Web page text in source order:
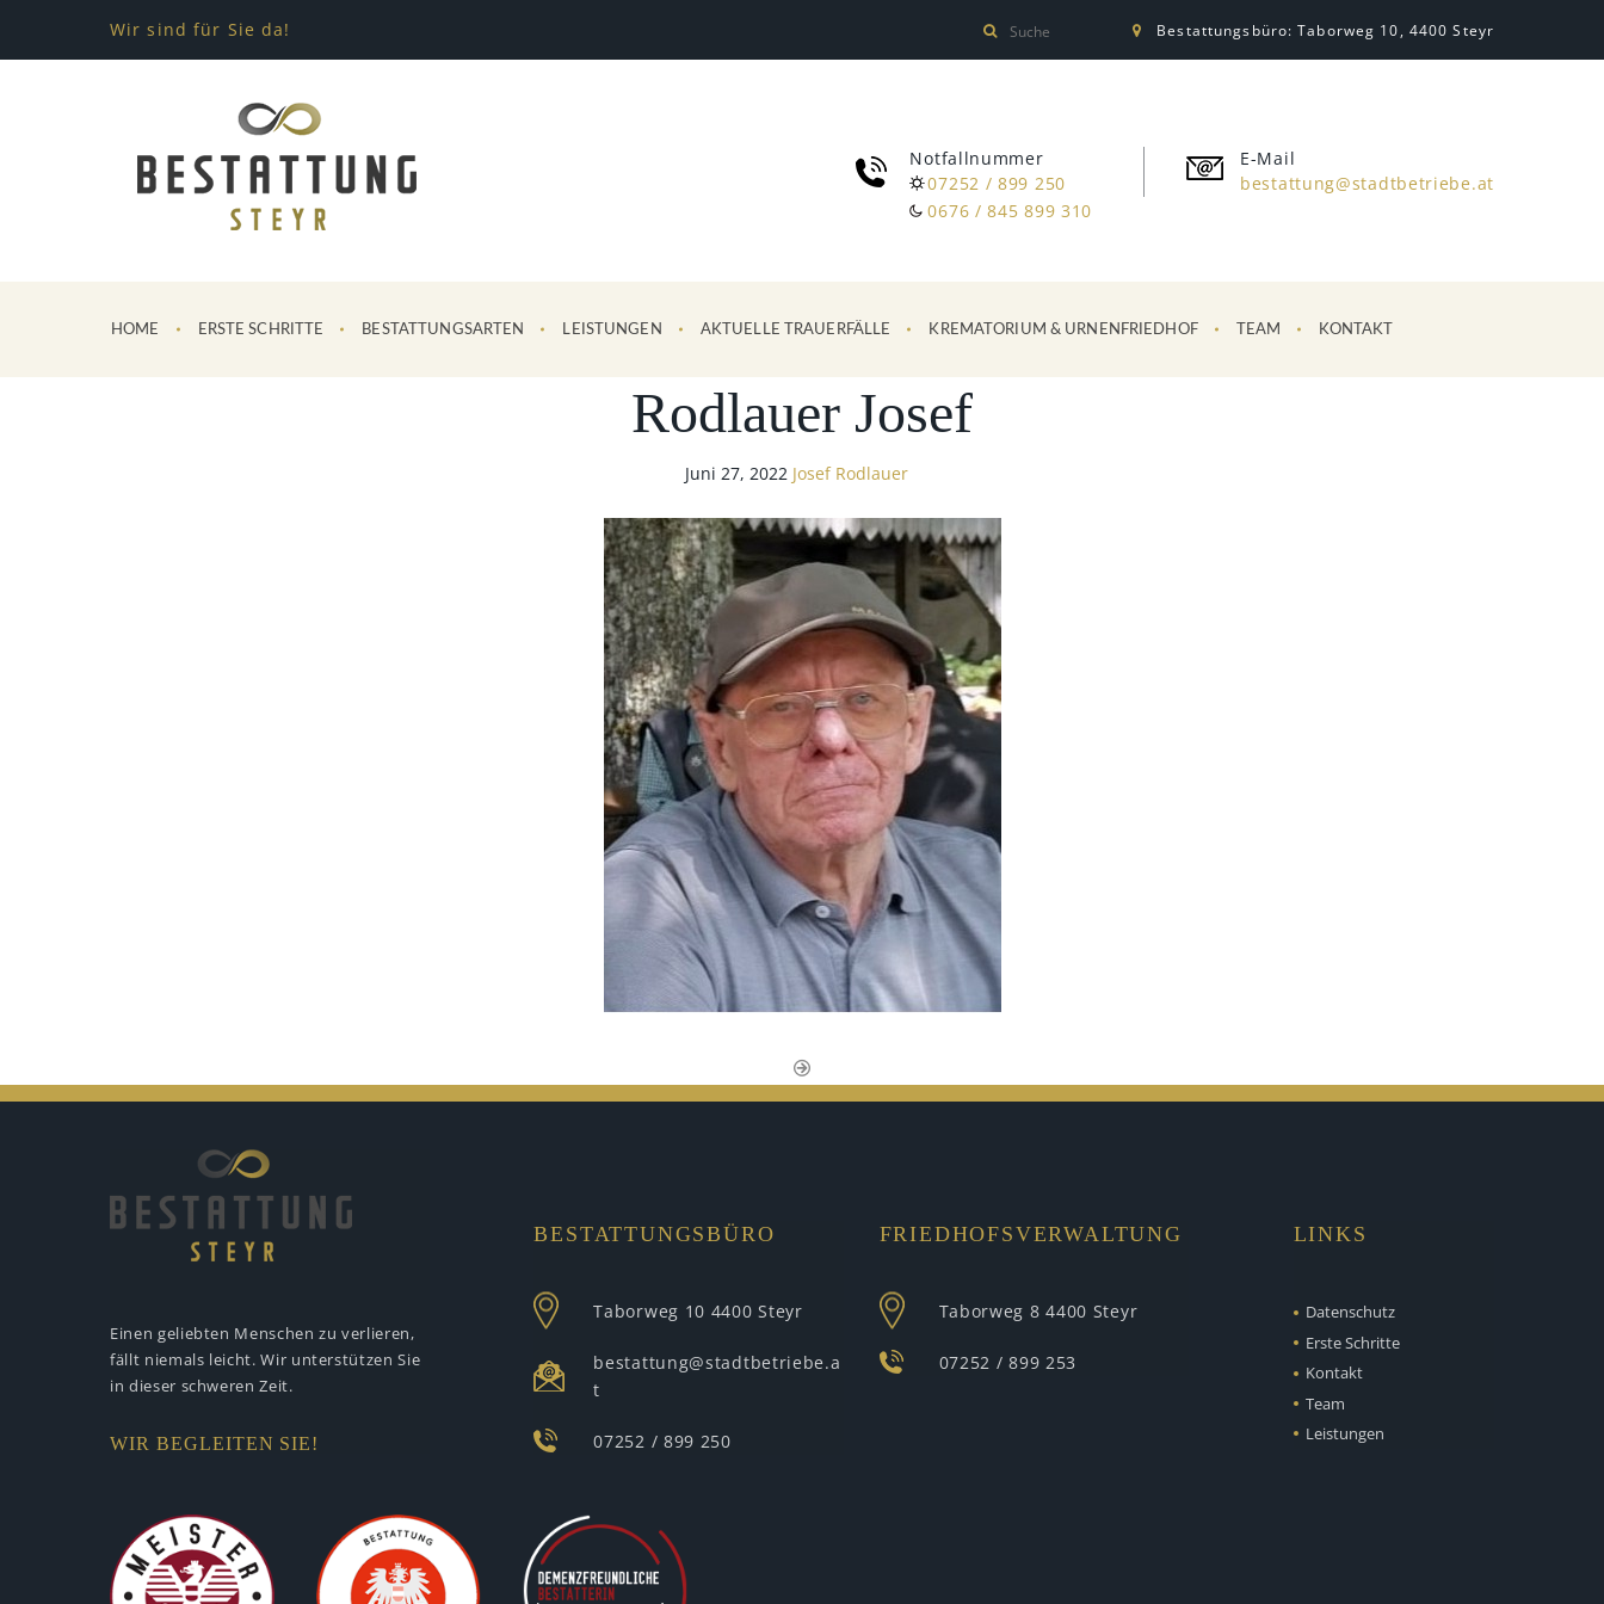
Wir sind für Sie da! Bestattungsbüro: Taborweg 10, 4400 Steyr
Notfallnummer
07252 / 899 250
0676 / 845 899 310
E-Mail
bestattung@stadtbetriebe.at
HOME ERSTE SCHRITTE BESTATTUNGSARTEN LEISTUNGEN AKTUELLE TRAUERFÄLLE KREMATORIUM & URNENFRIEDHOF TEAM KONTAKT
Rodlauer Josef
Juni 27, 2022 Josef Rodlauer
Einen geliebten Menschen zu verlieren,
fällt niemals leicht. Wir unterstützen Sie
in dieser schweren Zeit.
WIR BEGLEITEN SIE!
BESTATTUNGSBÜRO
Taborweg 10 4400 Steyr
bestattung@stadtbetriebe.a
t
07252 / 899 250
FRIEDHOFSVERWALTUNG
Taborweg 8 4400 Steyr
07252 / 899 253
LINKS
Datenschutz
Erste Schritte
Kontakt
Team
Leistungen